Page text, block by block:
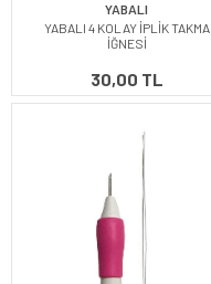
YABALI
YABALI 4 KOLAY İPLİK TAKMA
İĞNESİ
30,00 TL